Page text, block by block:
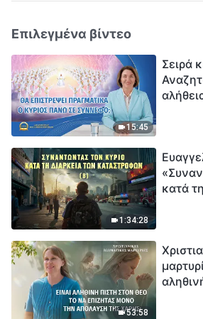
Επιλεγμένα βίντεο
15:45
Σειρά
1:34:28
κατά
53:58